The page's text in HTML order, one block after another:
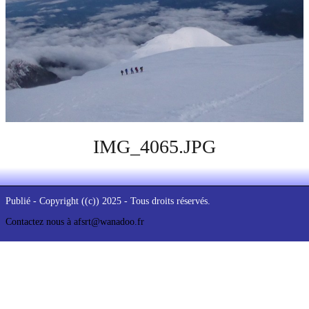
IMG_4065.JPG
Publié - Copyright ((c)) 2025 - Tous droits réservés.
Contactez nous à afsrt@wanadoo.fr